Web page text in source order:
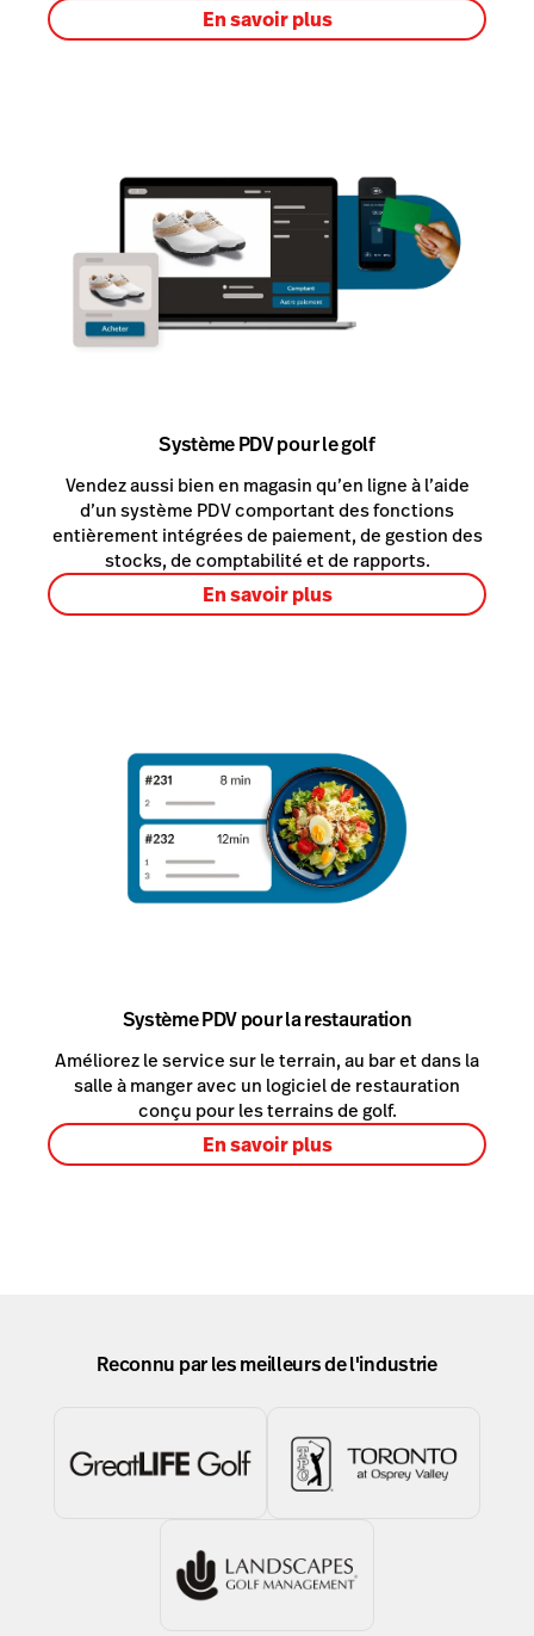
En savoir plus
Système PDV pour le golf
Vendez aussi bien en magasin qu’en ligne à l’aide
d’un système PDV comportant des fonctions
entièrement intégrées de paiement, de gestion des
stocks, de comptabilité et de rapports.
En savoir plus
Système PDV pour la restauration
Améliorez le service sur le terrain, au bar et dans la
salle à manger avec un logiciel de restauration
conçu pour les terrains de golf.
En savoir plus
Reconnu par les meilleurs de l'industrie